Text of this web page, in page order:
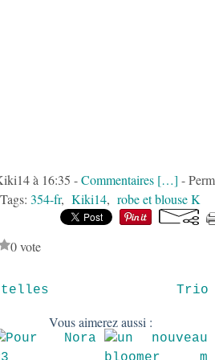
à 16:35 -Commentaires […] -
Tags: 354-fr, Kiki14, robe et blouse K
0 vote
Trio
Vous aimerez aussi :